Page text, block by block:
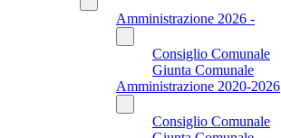
Amministrazione 2026 -
Consiglio Comunale
Giunta Comunale
Amministrazione 2020-2026
Consiglio Comunale